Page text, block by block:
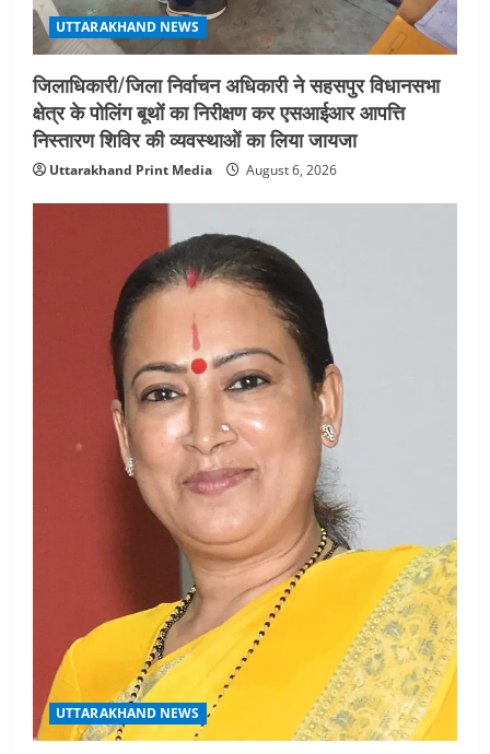
UTTARAKHAND NEWS
जिलाधिकारी/जिला निर्वाचन अधिकारी ने सहसपुर विधानसभा
क्षेत्र के पोलिंग बूथों का निरीक्षण कर एसआईआर आपत्ति
निस्तारण शिविर की व्यवस्थाओं का लिया जायजा
Uttarakhand Print Media August 6, 2026
UTTARAKHAND NEWS